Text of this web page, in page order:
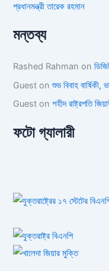
প্রধানমন্ত্রী তারেক রহমান
মন্তব্য
Rashed Rahman on
Guest onশুভ বিবাহ বার্ষিকী,
Guest onশহীদ রাষ্ট্রপতি
ফটো গ্যালারী